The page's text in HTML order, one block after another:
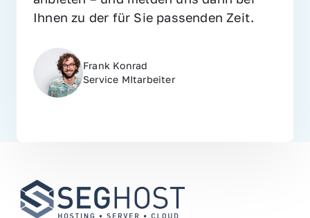
Ihnen zu der für Sie passenden Zeit.
Frank Konrad
Service MItarbeiter